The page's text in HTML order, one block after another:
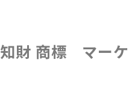
知財 商標 マー